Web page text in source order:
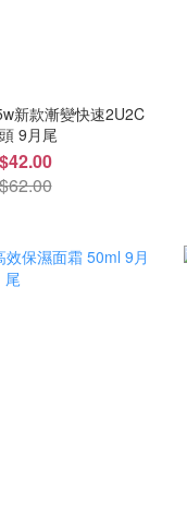
新款漸變快速2U2C
9月尾